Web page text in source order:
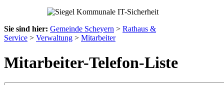
Sie sind hier: Gemeinde Scheyern > Rathaus &
Service > Verwaltung > Mitarbeiter
Mitarbeiter-Telefon-Liste